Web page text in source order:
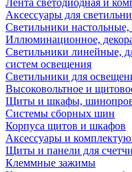
Лента светодиодная и
Аксессуары для
Светильники
Иллюминационное,
Светильники линейные,
систем освещения
Светильники для
Высоковольтное и
Щиты и шкафы,
Системы сборных шин
Корпуса щитов и шкафов
Аксессуары и
Щиты и панели для
Клеммные зажимы